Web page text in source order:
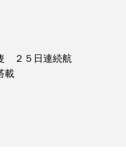
２５日連続航
載